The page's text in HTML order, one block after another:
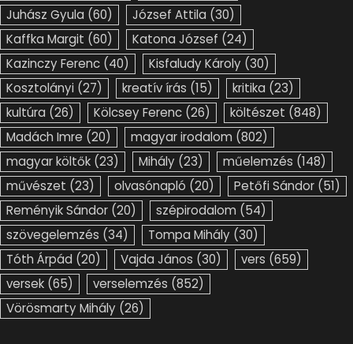
Juhász Gyula (60) József Attila (30)
Kaffka Margit (60) Katona József (24)
Kazinczy Ferenc (40) Kisfaludy Károly (30)
Kosztolányi (27) kreatív írás (15) kritika (23)
kultúra (26) Kölcsey Ferenc (26) költészet (848)
Madách Imre (20) magyar irodalom (802)
magyar költők (23) Mihály (23) műelemzés (148)
művészet (23) olvasónapló (20) Petőfi Sándor (51)
Reményik Sándor (20) szépirodalom (54)
szövegelemzés (34) Tompa Mihály (30)
Tóth Árpád (20) Vajda János (30) vers (659)
versek (65) verselemzés (852)
Vörösmarty Mihály (26)